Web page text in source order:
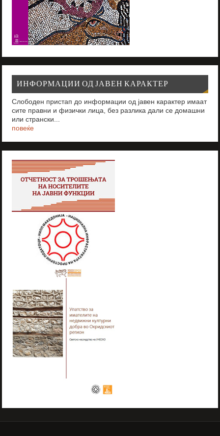
ИНФОРМАЦИИ ОД ЈАВЕН КАРАКТЕР
Слободен пристап до информации од јавен карактер имаат
сите правни и физички лица, без разлика дали се домашни
или странски...
повеќе